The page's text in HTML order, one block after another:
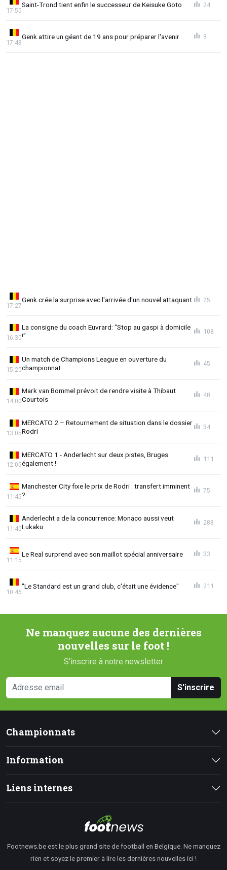
Saint-Trond tient enfin le successeur de Keisuke Goto
17:50
24
Genk attire un géant de 19 ans pour préparer l'avenir
17:43
9
Genk crée la surprise avec l'arrivée d'un nouvel attaquant
17:27
25
La consigne du coach Euvrard: "Stop au gaspi à domicile
!"
16:30
108
Un match de Champions League en ouverture du
championnat
15:20
45
Mark van Bommel prévoit de rendre visite à Thibaut
Courtois
14:00
48
MERCATO 2 – Retournement de situation dans le dossier
Rodri
13:05
34
MERCATO 1 - Anderlecht sur deux pistes, Bruges
également !
12:05
111
Manchester City fixe le prix de Rodri : transfert imminent
?
11:45
75
Anderlecht a de la concurrence: Monaco aussi veut
Lukaku
11:40
288
Le Real surprend avec son maillot spécial anniversaire
11:15
33
"Le Standard est un grand club, c'était une évidence"
10:46
211
Ne manquez aucune des dernières
nouvelles sur le foot !
S'inscrire à notre newsletter
S'inscrire
Championnats
Information
Liens internes
Footnews.be est le plus grand site de football en Belgique. Ne manquez
rien et soyez le premier à lire les dernières nouvelles ici !